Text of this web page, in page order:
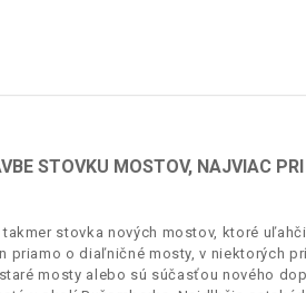
STOVKU MOSTOV, NAJVIAC
stovka nových mostov, ktoré
priamo o diaľničné mosty, v niektorých
mosty alebo sú súčasťou nového